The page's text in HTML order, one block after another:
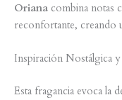
Oriana combina notas
reconfortante, creando
Inspiración Nostálgica y
Esta fragancia evoca la